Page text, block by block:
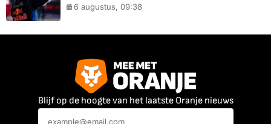
6 augustus, 09:38
Blijf op de hoogte van het laatste Oranje nieuws